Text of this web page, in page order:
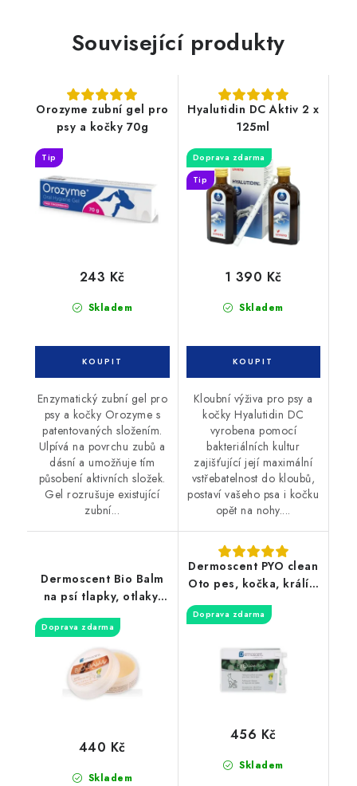
Související produkty
Orozyme zubní gel pro
psy a kočky 70g
Tip
Skladem
243 Kč
Enzymatický zubní gel pro
psy a kočky Orozyme s
patentovaných složením.
Ulpívá na povrchu zubů a
dásní a umožňuje tím
působení aktivních složek.
Gel rozrušuje existující
zubní...
Hyalutidin DC Aktiv 2 x
125ml
Doprava zdarma
Tip
Skladem
1 390 Kč
Kloubní výživa pro psy a
kočky Hyalutidin DC
vyrobena pomocí
bakteriálních kultur
zajišťující její maximální
vstřebatelnost do kloubů,
postaví vašeho psa i kočku
opět na nohy....
Dermoscent Bio Balm
na psí tlapky, otlaky,
nos 50ml
Doprava zdarma
Skladem
440 Kč
Dermoscent PYO clean
Oto pes, kočka, králíci
10x5ml
Doprava zdarma
Skladem
456 Kč